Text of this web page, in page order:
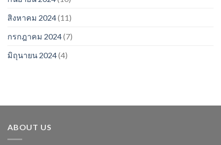
สิงหาคม 2024(11)
กรกฎาคม 2024(7)
มิถุนายน 2024(4)
ABOUT US